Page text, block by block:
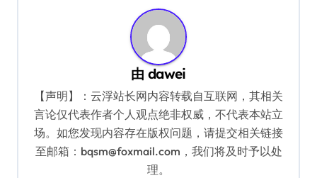
由dawei
【声明】：云浮站长网内容转载自互联网，其相关
言论仅代表作者个人观点绝非权威，不代表本站立
场。如您发现内容存在版权问题，请提交相关链接
至邮箱：bqsm@foxmail.com，我们将及时予以处
理。